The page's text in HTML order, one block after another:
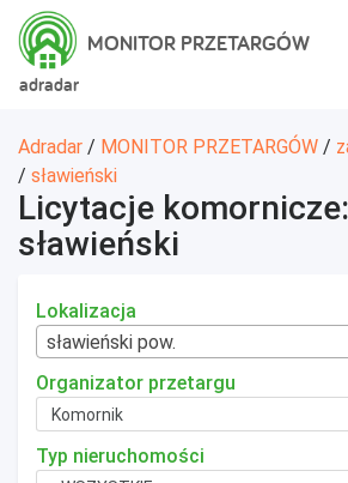
adradar
MONITOR PRZETARGÓW
Adradar / MONITOR PRZETARGÓW /
/ sławieński
Licytacje komornicze:
sławieński
Lokalizacja
sławieński pow.
Organizator przetargu
Typ nieruchomości